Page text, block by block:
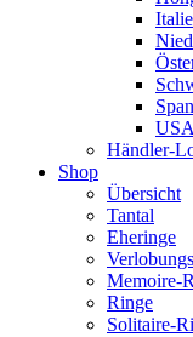
USA
Händler-
Shop
Übersicht
Tantal
Eheringe
Memoire-
Ringe
Solitaire-